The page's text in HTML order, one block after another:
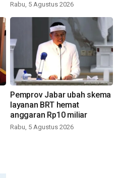
Rabu, 5 Agustus 2026
Pemprov Jabar ubah skema
layanan BRT hemat
anggaran Rp10 miliar
Rabu, 5 Agustus 2026